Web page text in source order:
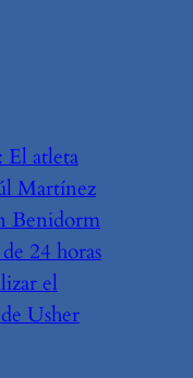
El atleta
Martínez
Benidorm
24 horas
el
Usher